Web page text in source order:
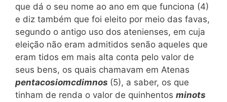
que dá o seu nome ao ano em que funciona (4)
e diz também que foi eleito por meio das favas,
segundo o antigo uso dos atenienses, em cuja
eleição não eram admitidos senão aqueles que
eram tidos em mais alta conta pelo valor de
seus bens, os quais chamavam em Atenas
pentacosiomcdimnos (5), a saber, os que
tinham de renda o valor de quinhentos minots